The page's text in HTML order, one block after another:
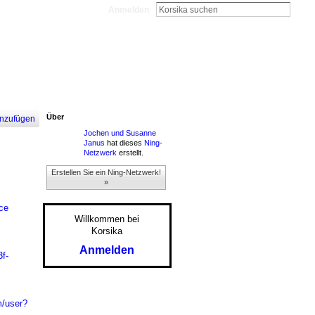
user?
Über
Jochen und Susanne
Janus hat dieses Ning-
Netzwerk erstellt.
Erstellen Sie ein Ning-Netzwerk!
»
Willkommen bei
Korsika
Anmelden